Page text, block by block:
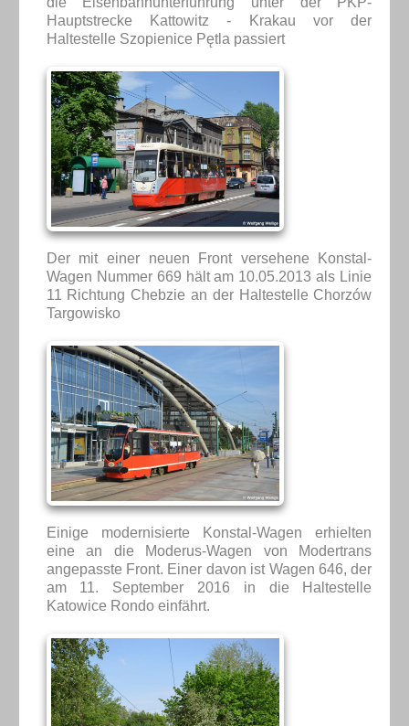
Hauptstrecke Kattowitz - Krakau vor der
Haltestelle Szopienice Pętla passiert
Der mit einer neuen Front versehene Konstal-
Wagen Nummer 669 hält am 10.05.2013 als Linie
11 Richtung Chebzie an der Haltestelle Chorzów
Targowisko
Einige modernisierte Konstal-Wagen erhielten
eine an die Moderus-Wagen von Modertrans
angepasste Front. Einer davon ist Wagen 646, der
am 11. September 2016 in die Haltestelle
Katowice Rondo einfährt.